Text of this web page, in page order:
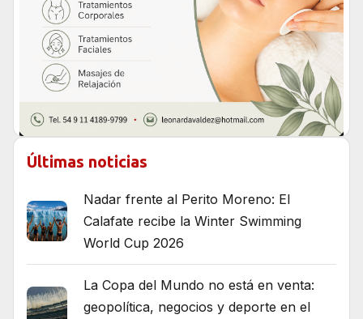
Últimas noticias
Nadar frente al Perito Moreno: El
Calafate recibe la Winter Swimming
World Cup 2026
La Copa del Mundo no está en venta:
geopolítica, negocios y deporte en el